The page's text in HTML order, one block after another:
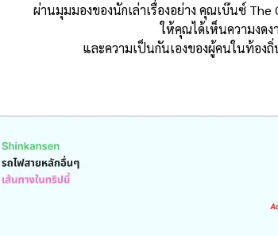
ผ่านมุมมองของนักเล่าเรื่องอย่าง คุณเบ๊นซ์
ให้คุณได้เห็นความงด
และความเป็นกันเองของผู้คนในท้อง